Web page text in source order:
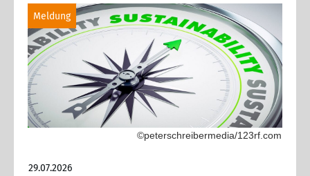
Meldung
©peterschreibermedia/123rf.com
29.07.2026